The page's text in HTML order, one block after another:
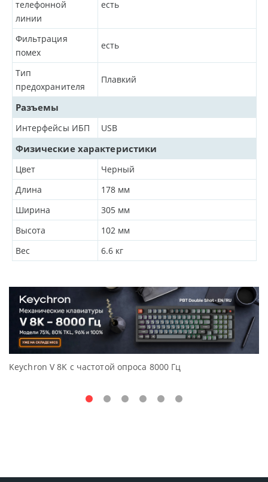
телефонной
линии
есть
Фильтрация
помех
есть
Тип
предохранителя
Плавкий
Разъемы
Интерфейсы ИБП USB
Физические характеристики
Цвет
Черный
Длина
178 мм
Ширина
305 мм
Высота
102 мм
Вес
6.6 кг
Keychron V 8K с частотой опроса 8000 Гц